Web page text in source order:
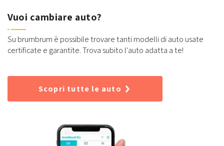
Vuoi cambiare auto?
Su brumbrum è possibile trovare tanti modelli di auto usate
certificate e garantite. Trova subito l'auto adatta a te!
Scopri tutte le auto